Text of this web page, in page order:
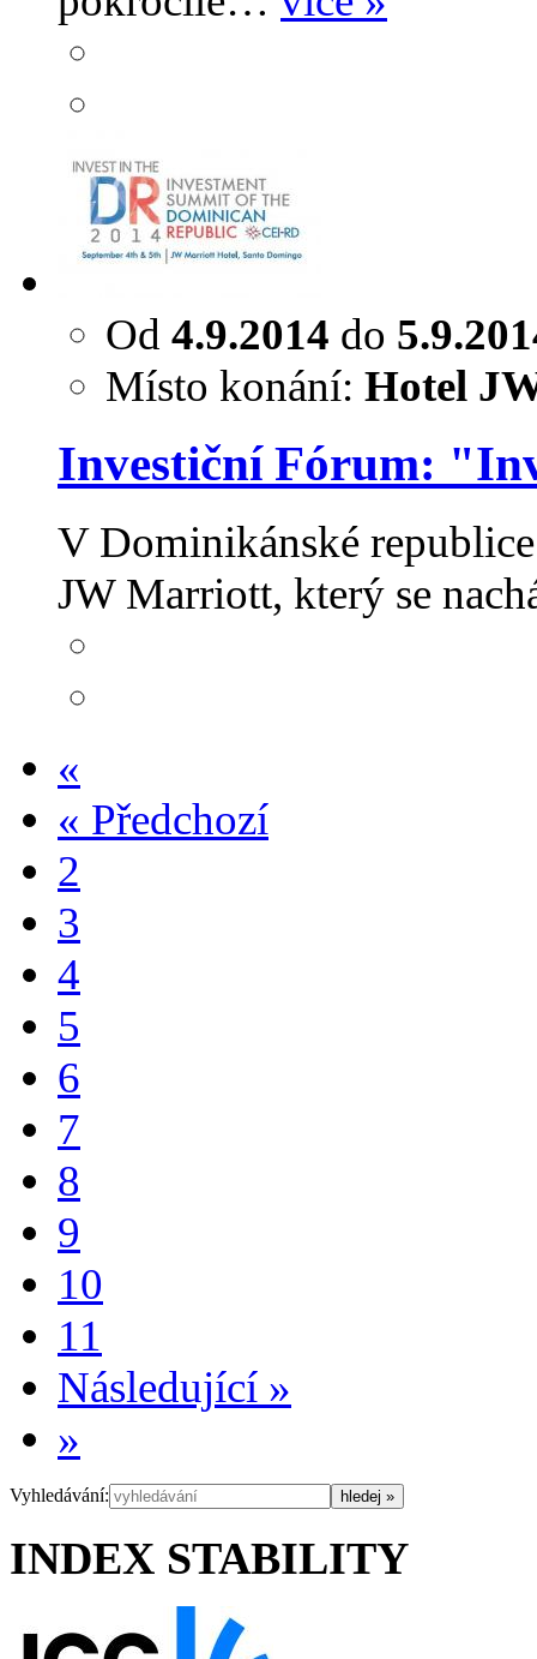
Od 4.9.2014 do
Místo konání: Hotel
Investiční Fórum:
V Dominikánské
JW Marriott, který se
«
« Předchozí
2
3
4
5
6
7
8
9
10
11
Následující »
»
Vyhledávání:
INDEX STABILITY